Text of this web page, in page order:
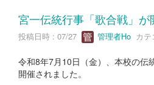
宮一伝統行事「歌合戦」が
投稿日時 : 07/27 管理者Ho カテ
令和8年7月10日（金）、本校の伝
開催されました。